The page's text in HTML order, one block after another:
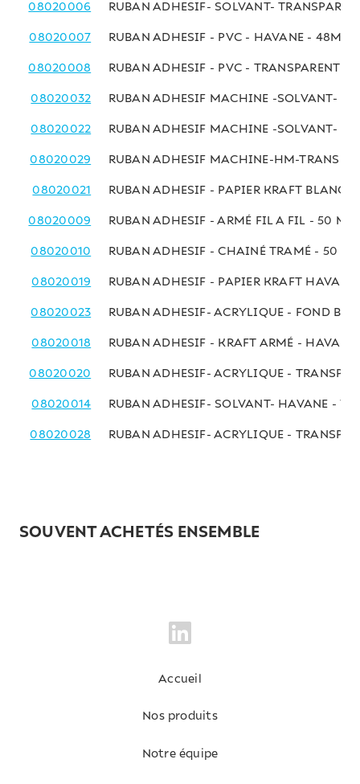
08020006 RUBAN ADHESIF- SOLVANT-
08020007 RUBAN ADHESIF - PVC - HAVANE -
08020008 RUBAN ADHESIF - PVC - TRANSPARENT -
08020032 RUBAN ADHESIF MACHINE -SOLVANT-
08020022 RUBAN ADHESIF MACHINE -SOLVANT-
08020029 RUBAN ADHESIF MACHINE-HM-
08020021 RUBAN ADHESIF - PAPIER KRAFT BLANC
08020009 RUBAN ADHESIF - ARMÉ FIL A FIL - 50
08020010 RUBAN ADHESIF - CHAINÉ TRAMÉ - 50
08020019 RUBAN ADHESIF - PAPIER KRAFT
08020023 RUBAN ADHESIF- ACRYLIQUE - FOND
08020018 RUBAN ADHESIF - KRAFT ARMÉ -
08020020 RUBAN ADHESIF- ACRYLIQUE -
08020014 RUBAN ADHESIF- SOLVANT- HAVANE -
08020028 RUBAN ADHESIF- ACRYLIQUE -
SOUVENT ACHETÉS ENSEMBLE
Accueil
Nos produits
Notre équipe